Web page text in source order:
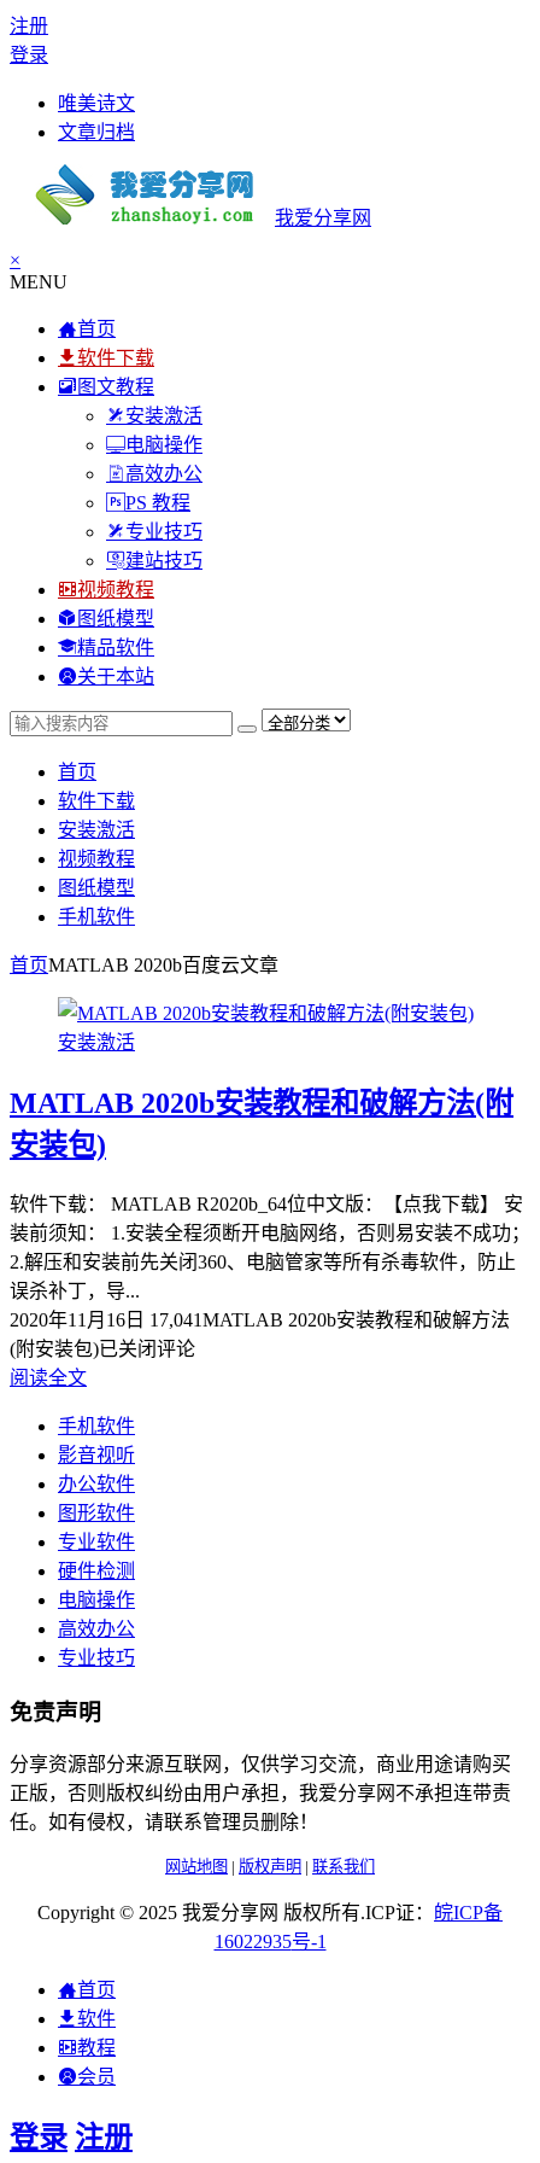
注册
登录
唯美诗文
文章归档
我爱分享网
×
MENU
首页
软件下载
图文教程
安装激活
电脑操作
高效办公
PS 教程
专业技巧
建站技巧
视频教程
图纸模型
精品软件
关于本站
首页
软件下载
安装激活
视频教程
图纸模型
手机软件
首页MATLAB 2020b百度云文章
安装激活
MATLAB 2020b安装教程和破解方法(附
安装包)
软件下载： MATLAB R2020b_64位中文版：【点我下载】 安
装前须知： 1.安装全程须断开电脑网络，否则易安装不成功；
2.解压和安装前先关闭360、电脑管家等所有杀毒软件，防止
误杀补丁，导...
2020年11月16日 17,041MATLAB 2020b安装教程和破解方法
(附安装包)已关闭评论
阅读全文
手机软件
影音视听
办公软件
图形软件
专业软件
硬件检测
电脑操作
高效办公
专业技巧
免责声明
分享资源部分来源互联网，仅供学习交流，商业用途请购买
正版，否则版权纠纷由用户承担，我爱分享网不承担连带责
任。如有侵权，请联系管理员删除！
网站地图 | 版权声明 | 联系我们
Copyright © 2025 我爱分享网 版权所有.ICP证： 皖ICP备
16022935号-1
首页
软件
教程
会员
登录 注册